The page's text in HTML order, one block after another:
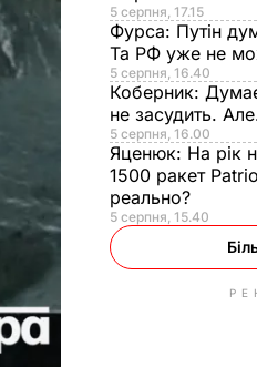
5 серпня, 17.15
Фурса: Путін
Та РФ уже не
5 серпня, 16.40
Коберник:
не засудить.
5 серпня, 16.00
Яценюк: На рік
1500 ракет
реально?
5 серпня, 15.40